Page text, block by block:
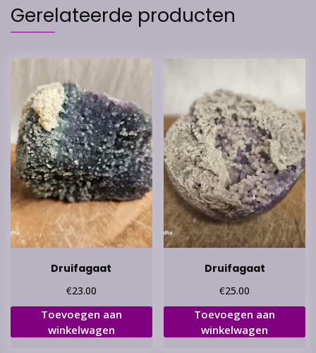
Gerelateerde producten
Druifagaat
€23.00
Toevoegen aan
winkelwagen
Druifagaat
€25.00
Toevoegen aan
winkelwagen